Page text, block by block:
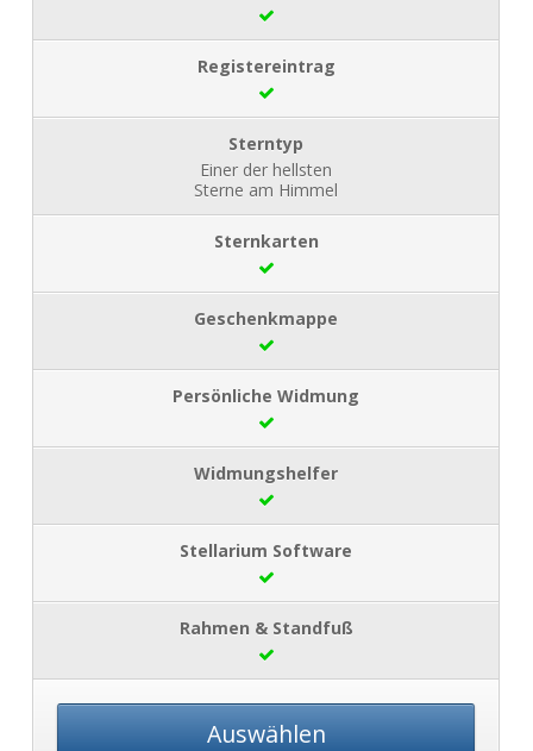
Einer der hellsten
Sterne am Himmel
Auswählen